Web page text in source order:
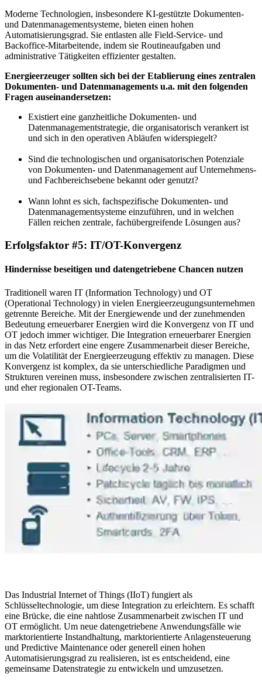
Moderne Technologien, insbesondere KI-​gestützte Dokumenten-​
und Datenmanagementsysteme, bieten einen hohen
Automatisierungsgrad. Sie entlasten alle Field-​Service- und
Backoffice-​Mitarbeitende, indem sie Routineaufgaben und
administrative Tätigkeiten effizienter gestalten.
Energieerzeuger sollten sich bei der Etablierung eines zentralen
Dokumenten-​ und Datenmanagements u.a. mit den folgenden
Fragen auseinandersetzen:
Existiert eine ganzheitliche Dokumenten-​ und
Datenmanagementstrategie, die organisatorisch verankert ist
und sich in den operativen Abläufen widerspiegelt?
Sind die technologischen und organisatorischen Potenziale
von Dokumenten-​ und Datenmanagement auf Unternehmens-​
und Fachbereichsebene bekannt oder genutzt?
Wann lohnt es sich, fachspezifische Dokumenten-​ und
Datenmanagementsysteme einzuführen, und in welchen
Fällen reichen zentrale, fachübergreifende Lösungen aus?
Erfolgsfaktor #5: IT/OT-​Konvergenz
Hindernisse beseitigen und datengetriebene Chancen nutzen
Traditionell waren IT (Information Technology) und OT
(Operational Technology) in vielen Energieerzeugungsunternehmen
getrennte Bereiche. Mit der Energiewende und der zunehmenden
Bedeutung erneuerbarer Energien wird die Konvergenz von IT und
OT jedoch immer wichtiger. Die Integration erneuerbarer Energien
in das Netz erfordert eine engere Zusammenarbeit dieser Bereiche,
um die Volatilität der Energieerzeugung effektiv zu managen. Diese
Konvergenz ist komplex, da sie unterschiedliche Paradigmen und
Strukturen vereinen muss, insbesondere zwischen zentralisierten IT-
und eher regionalen OT-​Teams.
Das Industrial Internet of Things (IIoT) fungiert als
Schlüsseltechnologie, um diese Integration zu erleichtern. Es schafft
eine Brücke, die eine nahtlose Zusammenarbeit zwischen IT und
OT ermöglicht. Um neue datengetriebene Anwendungsfälle wie
marktorientierte Instandhaltung, marktorientierte Anlagensteuerung
und Predictive Maintenance oder generell einen hohen
Automatisierungsgrad zu realisieren, ist es entscheidend, eine
gemeinsame Datenstrategie zu entwickeln und umzusetzen.